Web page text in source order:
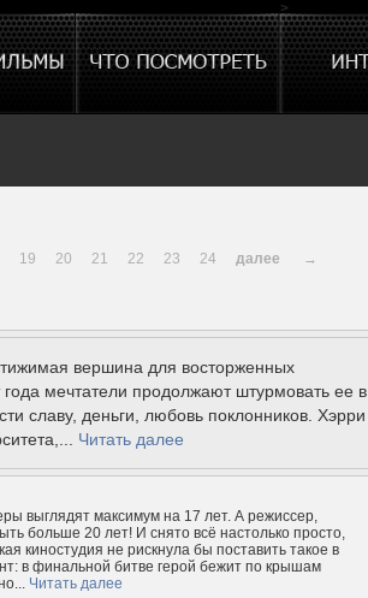
>
19 20 21 22 23 24 далее →
вершина для восторженных
мечтатели продолжают штурмовать ее в
славу, деньги, любовь поклонников. Хэрри
Читать далее
выглядят максимум на 17 лет. А режиссер,
больше 20 лет! И снято всё настолько просто,
киностудия не рискнула бы поставить такое в
в финальной битве герой бежит по крышам
Читать далее